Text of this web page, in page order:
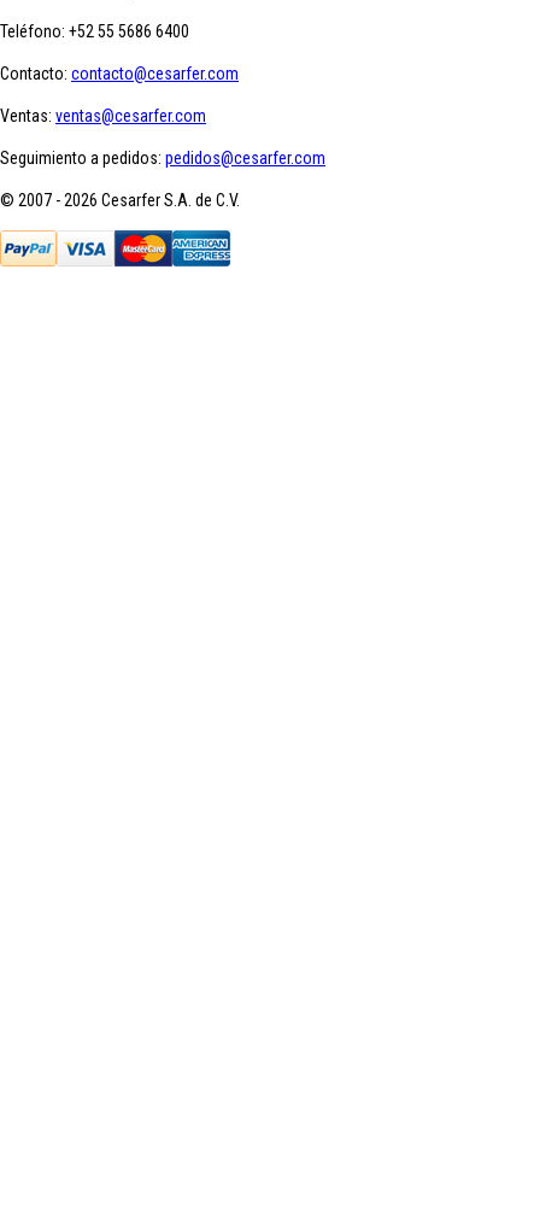
Teléfono: +52 55 5686 6400
Contacto: contacto@cesarfer.com
Ventas: ventas@cesarfer.com
Seguimiento a pedidos: pedidos@cesarfer.com
© 2007 - 2026 Cesarfer S.A. de C.V.